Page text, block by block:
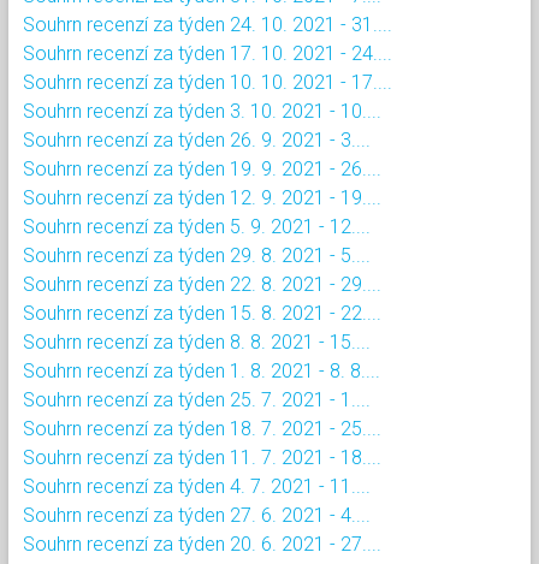
Souhrn recenzí za týden 24. 10. 2021 - 31....
Souhrn recenzí za týden 17. 10. 2021 - 24....
Souhrn recenzí za týden 10. 10. 2021 - 17....
Souhrn recenzí za týden 3. 10. 2021 - 10....
Souhrn recenzí za týden 26. 9. 2021 - 3....
Souhrn recenzí za týden 19. 9. 2021 - 26....
Souhrn recenzí za týden 12. 9. 2021 - 19....
Souhrn recenzí za týden 5. 9. 2021 - 12....
Souhrn recenzí za týden 29. 8. 2021 - 5....
Souhrn recenzí za týden 22. 8. 2021 - 29....
Souhrn recenzí za týden 15. 8. 2021 - 22....
Souhrn recenzí za týden 8. 8. 2021 - 15....
Souhrn recenzí za týden 1. 8. 2021 - 8. 8....
Souhrn recenzí za týden 25. 7. 2021 - 1....
Souhrn recenzí za týden 18. 7. 2021 - 25....
Souhrn recenzí za týden 11. 7. 2021 - 18....
Souhrn recenzí za týden 4. 7. 2021 - 11....
Souhrn recenzí za týden 27. 6. 2021 - 4....
Souhrn recenzí za týden 20. 6. 2021 - 27....